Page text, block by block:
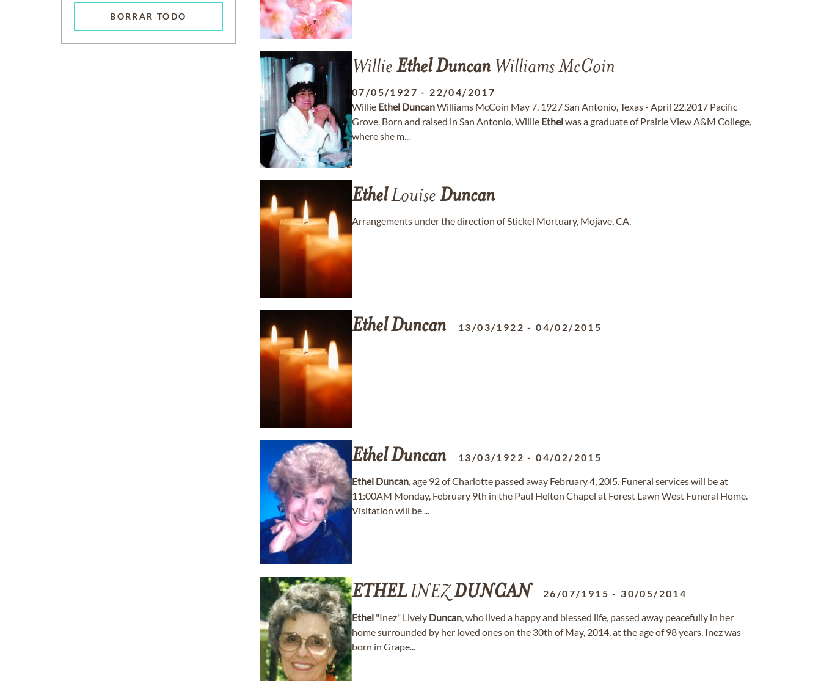
BORRAR TODO
Willie EthelDuncan Williams McCoin
07/05/1927 - 22/04/2017
Willie Ethel DuncanWilliams McCoin May 7, 1927 San Antonio, Texas - April 22,2017 Pacific
Grove. Born and raised in San Antonio, Willie Ethelwas a graduate of Prairie View A&M College,
where she m...
EthelLouise Duncan
Arrangements under the direction of Stickel Mortuary, Mojave, CA.
EthelDuncan 13/03/1922 -04/02/2015
EthelDuncan 13/03/1922 -04/02/2015
Ethel Duncan, age 92 of Charlotte passed away February 4, 20l5. Funeral services will be at
11:00AM Monday, February 9th in the Paul Helton Chapel at Forest Lawn West Funeral Home.
Visitation will be ...
ETHELINEZDUNCAN 26/07/1915 - 30/05/2014
Ethel "Inez" Lively Duncan, who lived a happy and blessed life, passed away peacefully in her
home surrounded by her loved ones on the 30th of May, 2014, at the age of 98 years. Inez was
born in Grape...